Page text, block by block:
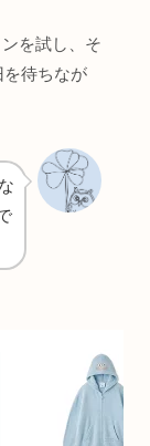
を試し、そ
を待ちなが